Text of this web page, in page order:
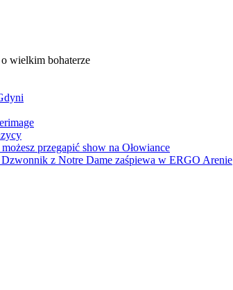
wielkim bohaterze
przegapić show na Ołowiance
z Notre Dame zaśpiewa w ERGO Arenie